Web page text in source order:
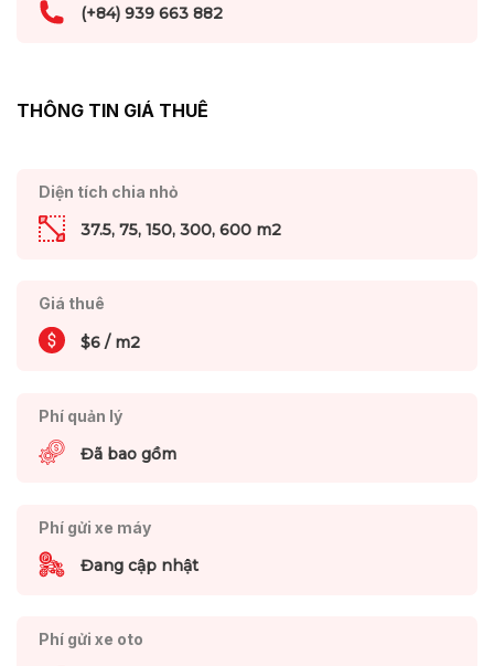
(+84) 939 663 882
THÔNG TIN GIÁ THUÊ
Diện tích chia nhỏ
37.5, 75, 150, 300, 600 m2
Giá thuê
$6 / m2
Phí quản lý
Đã bao gồm
Phí gửi xe máy
Đang cập nhật
Phí gửi xe oto